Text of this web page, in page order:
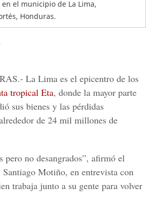
el municipio de La Lima,
Honduras.
La Lima es el epicentro de los
tropical Eta, donde la mayor parte
sus bienes y las pérdidas
de 24 mil millones de
pero no desangrados”, afirmó el
Santiago Motiño, en entrevista con
trabaja junto a su gente para volver